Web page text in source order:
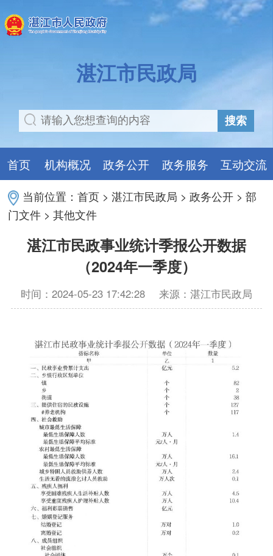
湛江市民政局
搜索
首页 机构概况 政务公开 政务服务 互动交流
当前位置：首页 >湛江市民政局 >政务公开 >部
门文件 >其他文件
湛江市民政事业统计季报公开数据
（2024年一季度）
时间：2024-05-23 17:42:28 来源：湛江市民政局